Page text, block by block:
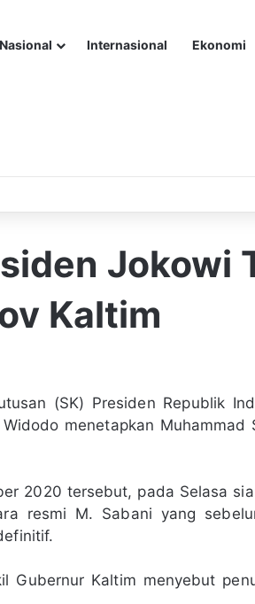
Nasional Internasional Ekonomi
Jokowi
Kaltim
(SK) Presiden Republik
menetapkan Muhammad
2020 tersebut, pada Selasa
resmi M. Sabani yang
Gubernur Kaltim menyebut